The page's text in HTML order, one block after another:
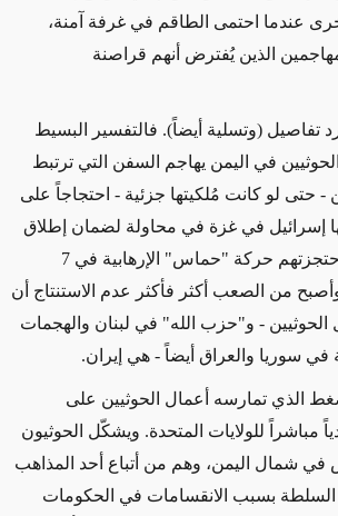
عندما احتمى الطاقم في غرفة آمنة،
الذين يُفترض أنهم قراصنة
تفاصيل (وتسلية أيضاً). فالتفسير البسيط
في اليمن يهاجم السفن التي ترتبط
- حتى لو كانت مُلكيتها جزئية - احتجاجاً على
إسرائيل في غزة في محاولة لضمان إطلاق
سراح الرهائن الذين احتجزتهم حركة "حماس" الإرهابية في 7
من الصعب أكثر فأكثر عدم الاستنتاج أن
- و"حزب الله" في لبنان والهجمات
في سوريا والعراق أيضاً - هي إيران.
الذي تمارسه أعمال الحوثيين على
مباشراً للولايات المتحدة. ويشكّل الحوثيون
شمال اليمن، وهم من أتباع أحد المذاهب
السلطة بسبب الانقسامات في الحكومات